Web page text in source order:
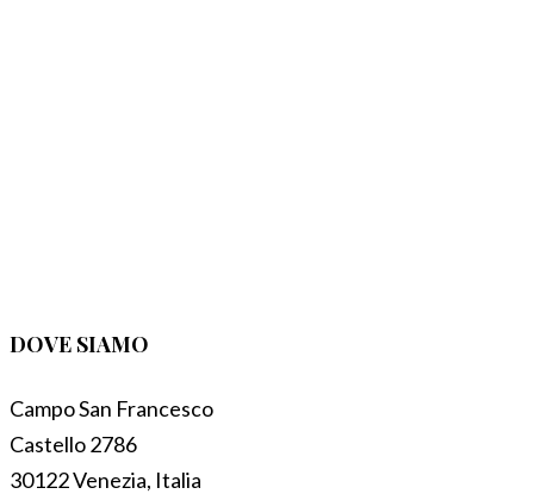
DOVE SIAMO
Campo San Francesco
Castello 2786
30122 Venezia, Italia